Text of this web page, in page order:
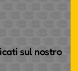
sul nostro